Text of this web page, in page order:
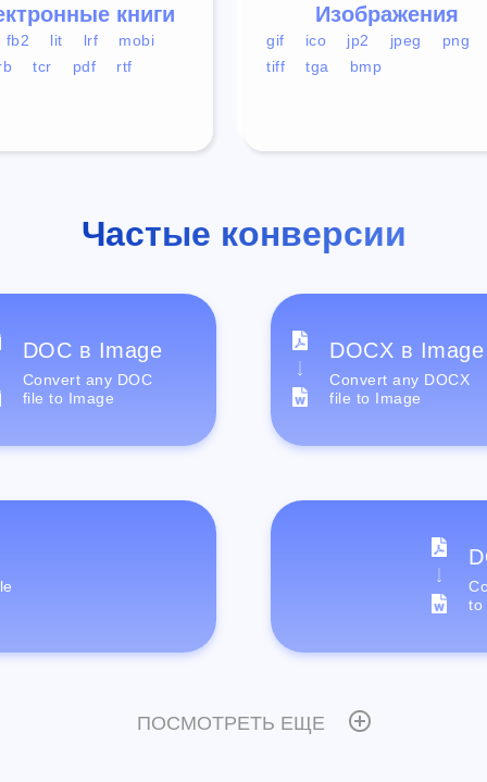
Изображения
gif ico jp2 jpeg
png
tiff
tga bmp
книги
fb2 lit lrf
mobi
tcr pdf rtf
Частые конверсии
DOC в Image
Convert any DOC
file to Image
DOCX в Image
Convert any DOCX
file to Image
to
ПОСМОТРЕТЬ ЕЩЕ